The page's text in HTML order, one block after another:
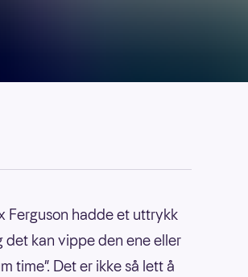
Ferguson hadde et uttrykk
det kan vippe den ene eller
time”. Det er ikke så lett å